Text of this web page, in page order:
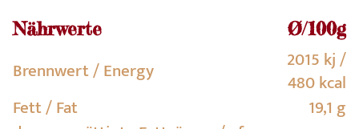
Nährwerte Ø/100g
Brennwert / Energy
2015 kj /
480 kcal
Fett / Fat
19,1 g